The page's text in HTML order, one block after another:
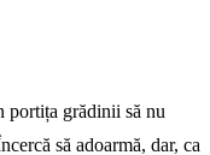
portița grădinii să nu
să adoarmă, dar, ca